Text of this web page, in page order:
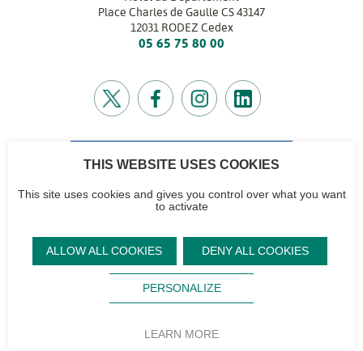
Place Charles de Gaulle CS 43147
12031 RODEZ Cedex
05 65 75 80 00
CONTACTEZ-NOUS
CG12
Contactez-nous
Signaler un
Accéder à notre
charte
Mentions
Protection des
Plan du site
Sourd,
THIS WEBSITE USES COOKIES
This site uses cookies and gives you control over what you want
to activate
ALLOW ALL COOKIES DENY ALL COOKIES
PERSONALIZE
LEARN MORE